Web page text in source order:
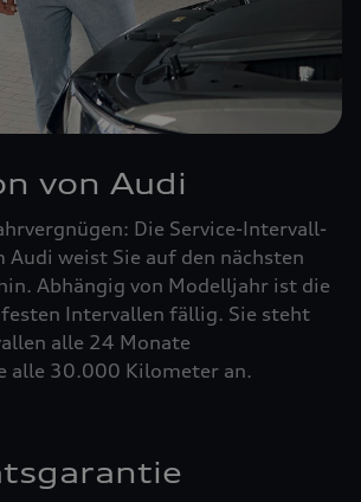
von Audi
Die Service-Intervall-
Audi weist Sie auf den nächsten
Abhängig von Modelljahr ist die
Intervallen fällig. Sie steht
alle 24 Monate
alle 30.000 Kilometer an.